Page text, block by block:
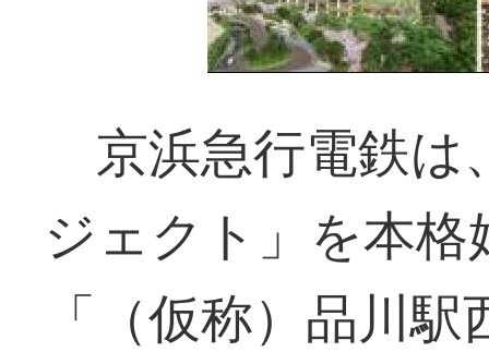
京浜急行電鉄は
ジェクト」を本
「（仮称）品川